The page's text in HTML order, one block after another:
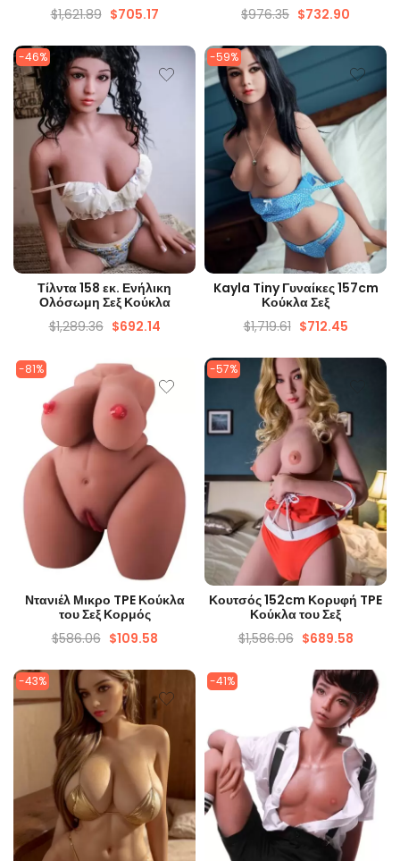
$1,621.89 $705.17
$976.35 $732.90
-46%
ΓΡΉΓΟΡΗ ΜΑΤΙΆ
Τίλντα 158 εκ. Ενήλικη
Ολόσωμη Σεξ Κούκλα
$1,289.36 $692.14
-59%
ΓΡΉΓΟΡΗ ΜΑΤΙΆ
Kayla Tiny Γυναίκες 157cm
Κούκλα Σεξ
$1,719.61 $712.45
-81%
ΓΡΉΓΟΡΗ ΜΑΤΙΆ
Ντανιέλ Μικρο TPE Κούκλα
του Σεξ Κορμός
$586.06 $109.58
-57%
ΓΡΉΓΟΡΗ ΜΑΤΙΆ
Κουτσός 152cm Κορυφή TPE
Κούκλα του Σεξ
$1,586.06 $689.58
-43% -41%